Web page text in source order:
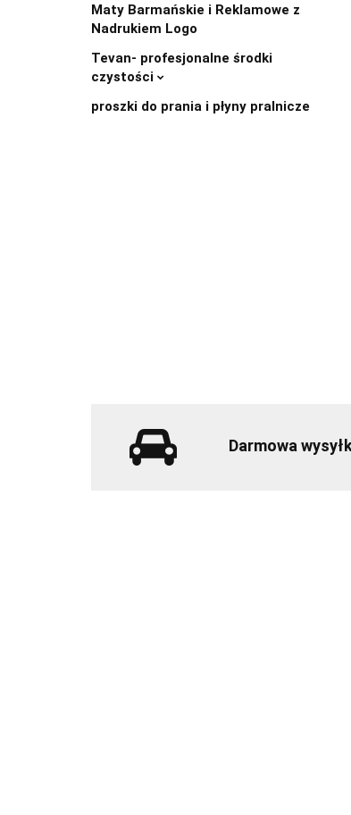
Maty Barmańskie i Reklamowe z
Nadrukiem Logo
Tevan- profesjonalne środki
czystości
proszki do prania i płyny pralnicze
Darmowa